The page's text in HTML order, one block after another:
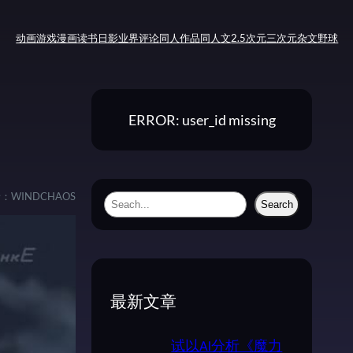
动画游戏漫画读书日影业界评论同人作品同人文2.5次元三次元杂文野球
WINDCHAOS
ERROR: user_id missing
S
e
Search
最新文章
试以AI分析《魔力